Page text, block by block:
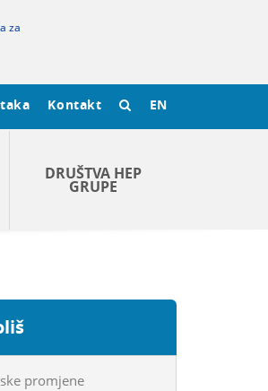
za
Kontakt EN
DRUŠTVA HEP
GRUPE
promjene